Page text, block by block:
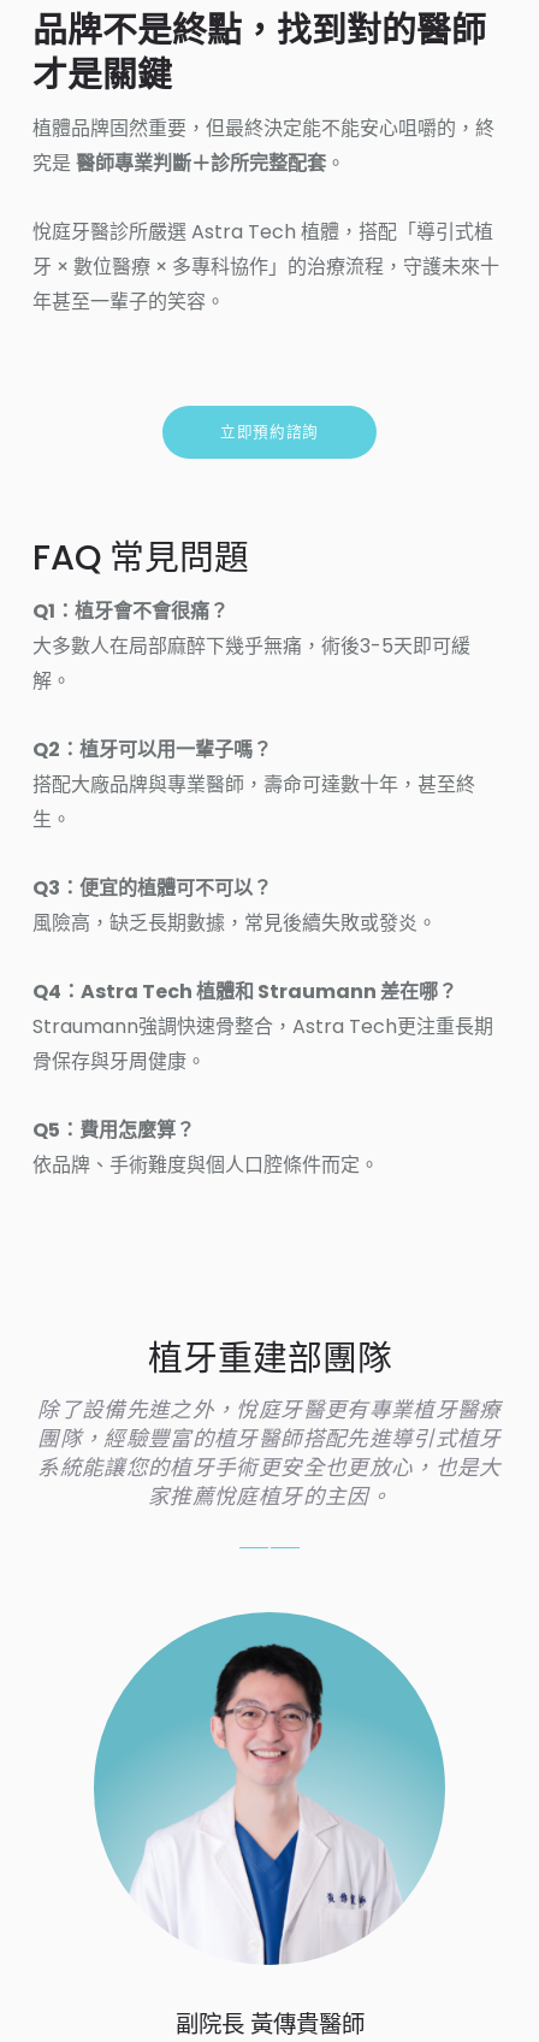
品牌不是終點，找到對的醫師
才是關鍵
植體品牌固然重要，但最終決定能不能安心咀嚼的，終
究是醫師專業判斷＋診所完整配套。
悅庭牙醫診所嚴選 Astra Tech 植體，搭配「導引式植
牙 × 數位醫療 × 多專科協作」的治療流程，守護未來十
年甚至一輩子的笑容。
立即預約諮詢
FAQ 常見問題
Q1：植牙會不會很痛？
大多數人在局部麻醉下幾乎無痛，術後3-5天即可緩
解。
Q2：植牙可以用一輩子嗎？
搭配大廠品牌與專業醫師，壽命可達數十年，甚至終
生。
Q3：便宜的植體可不可以？
風險高，缺乏長期數據，常見後續失敗或發炎。
Q4：Astra Tech 植體和 Straumann 差在哪？
Straumann強調快速骨整合，Astra Tech更注重長期
骨保存與牙周健康。
Q5：費用怎麼算？
依品牌、手術難度與個人口腔條件而定。
植牙重建部團隊
除了設備先進之外，悅庭牙醫更有專業植牙醫療
團隊，經驗豐富的植牙醫師搭配先進導引式植牙
系統能讓您的植牙手術更安全也更放心，也是大
家推薦悅庭植牙的主因。
副院長 黃傳貴醫師